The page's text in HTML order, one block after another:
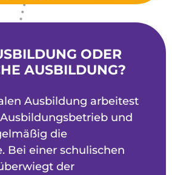
ODER
AUSBILDUNG?
Ausbildung arbeitest
und
die
Bei einer schulischen
der